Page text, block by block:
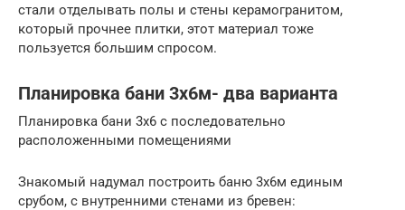
стали отделывать полы и стены керамогранитом,
который прочнее плитки, этот материал тоже
пользуется большим спросом.
Планировка бани 3х6м- два варианта
Планировка бани 3х6 с последовательно
расположенными помещениями
Знакомый надумал построить баню 3х6м единым
срубом, с внутренними стенами из бревен: